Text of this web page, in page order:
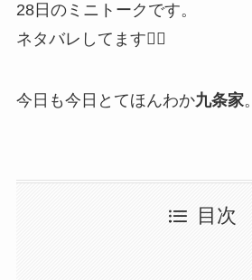
28日のミニトークです。
ネタバレしてます🙇‍♂️
今日も今日とてほんわか九条家。
目次